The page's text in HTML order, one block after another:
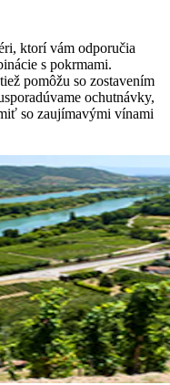
ktorí vám odporučia
s pokrmami.
pomôžu so zostavením
ochutnávky,
so zaujímavými vínami